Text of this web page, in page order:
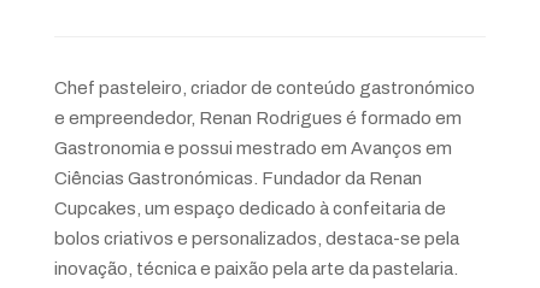
Chef pasteleiro, criador de conteúdo gastronómico
e empreendedor, Renan Rodrigues é formado em
Gastronomia e possui mestrado em Avanços em
Ciências Gastronómicas. Fundador da Renan
Cupcakes, um espaço dedicado à confeitaria de
bolos criativos e personalizados, destaca-se pela
inovação, técnica e paixão pela arte da pastelaria.